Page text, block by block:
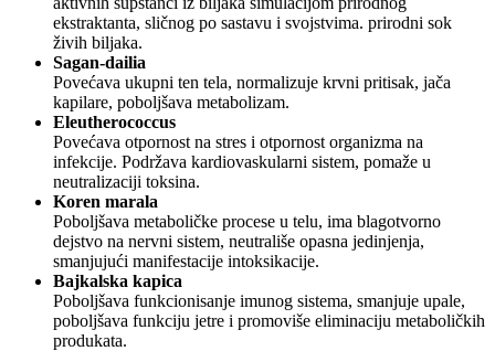
ekstraktanta, sličnog po sastavu i svojstvima. prirodni sok
živih biljaka.
Sagan-dailia
Povećava ukupni ten tela, normalizuje krvni pritisak, jača
kapilare, poboljšava metabolizam.
Eleutherococcus
Povećava otpornost na stres i otpornost organizma na
infekcije. Podržava kardiovaskularni sistem, pomaže u
neutralizaciji toksina.
Koren marala
Poboljšava metaboličke procese u telu, ima blagotvorno
dejstvo na nervni sistem, neutrališe opasna jedinjenja,
smanjujući manifestacije intoksikacije.
Bajkalska kapica
Poboljšava funkcionisanje imunog sistema, smanjuje upale,
poboljšava funkciju jetre i promoviše eliminaciju metaboličkih
produkata.